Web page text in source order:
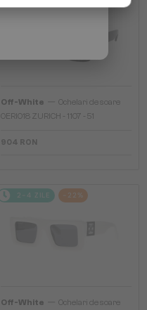
Off-White
Ochelari de soare
OERI018 ZURICH - 1107 - 51
904 RON
2-4 ZILE -22%
Off-White
Ochelari de soare